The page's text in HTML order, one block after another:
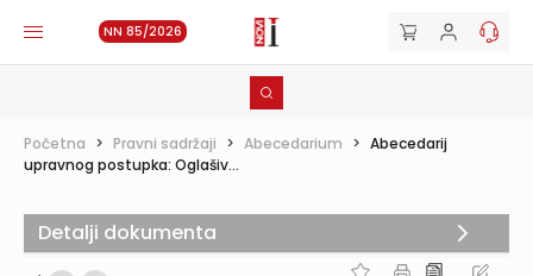
NN 85/2026
Početna > Pravni sadržaji > Abecedarium > Abecedarij
upravnog postupka: Oglašiv...
Detalji dokumenta